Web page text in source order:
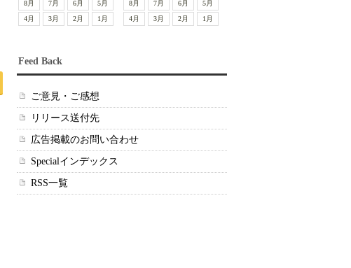
8月
7月 6月
5月
4月
3月 2月 1月
8月
7月 6月
5月
4月
3月 2月 1月
Feed Back
ご意見・ご感想
リリース送付先
広告掲載のお問い合わせ
Specialインデックス
RSS一覧